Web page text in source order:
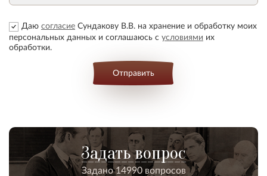
Даю согласие Сундакову В.В. на хранение и обработку моих
персональных данных и соглашаюсь с условиями их
обработки.
Отправить
Задать вопрос
Задано 14990 вопросов